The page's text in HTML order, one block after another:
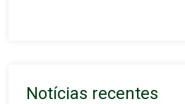
Notícias recentes